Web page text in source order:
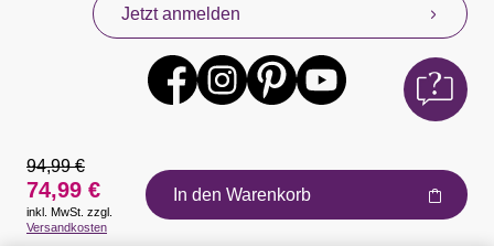
Jetzt anmelden
Auszeichnungen
94,99 €
74,99 €
inkl. MwSt. zzgl.
Versandkosten
In den Warenkorb